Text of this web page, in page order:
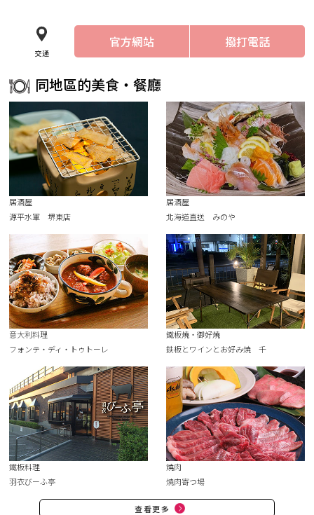
交通
官方網站 撥打電話
同地區的美食・餐廳
居酒屋
源平水軍 堺東店
居酒屋
北海道直送 みのや
意大利料理
フォンテ・ディ・トゥトーレ
鐵板燒・御好燒
鉄板とワインとお好み焼 千
鐵板料理
羽衣びーふ亭
燒肉
焼肉寄つ場
查看更多